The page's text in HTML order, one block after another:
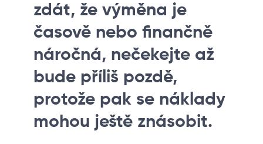
zdát, že výměna je
časově nebo finančně
náročná, nečekejte až
bude příliš pozdě,
protože pak se náklady
mohou ještě znásobit.